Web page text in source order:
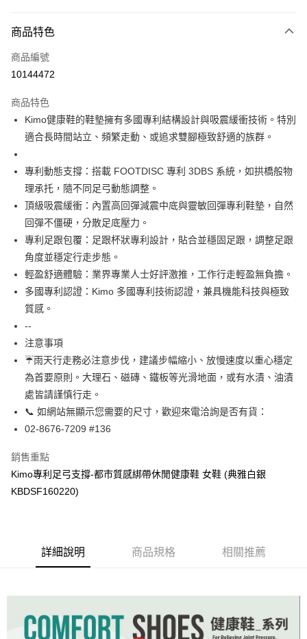
信用卡一次付款
信用卡分期付款
合作金庫商業銀行
華南商業銀行
彰化商業銀行
上海商業儲蓄銀行
台北富邦商業銀行
臺灣中小企業銀行
台中商業銀行
匯豐（台灣）商業銀行
聯邦商業銀行
元大商業銀行
永豐商業銀行
玉山商業銀行
台新國際商業銀行
中國信託商業銀行
台灣樂天信用卡公司
超商取貨付款
LINE Pay
Apple Pay
街口支付
Google Pay
【關於「AFTEE先享後付」】
AFTEE先享後付是「在收到商品之後才付款」的支付方式。 讓您購物簡單
便利好安心！
２．便利：只要手機號碼，簡訊認證，即可結帳。
３．安心：先確認商品／服務後，再付款。
【「AFTEE先享後付」結帳流程】
１．於結帳方式選擇「AFTEE先享後付」後，將跳轉至「AFTEE先享後付」
結帳頁面，進行簡訊認證並確認金額後，即可完成結帳。
３．收到繳費通知簡訊後14天內，點擊此簡訊中的連結，可透過四大超商／
※ 請注意：結帳手續完成當下不需立刻繳費，但若您需要取消訂單，請聯絡
購買商品的店家。未經商家同意取消之訂單仍視為有效，需透過AFTEE先享
※ 交易是否成功請以「AFTEE先享後付 」之結帳頁面顯示為準，若有關於
【注意事項】
１．透過由恩沛科技股份有限公司提供之「AFTEE先享後付」服務完成之交
易，需依本服務之必要範圍內提供個人資料，並將交易相關給付款項請求債
２．關於個人資料處理事宜，請瀏覽以下網址：
３．未成年的使用者請事先徵得法定代理人或監護人之同意方可使用
「AFTEE先享後付」，若未經同意申辦者引起之損失，本公司不負相關責
ATM付款
運送方式
全家取貨付款
每筆NT$60，滿NT$1,000(含以上)免運費
7-11取貨付款
每筆NT$60，滿NT$1,000(含以上)免運費
宅配
每筆NT$90，滿NT$1,000(含以上)免運費
國家/地區配送
商品特色
商品編號
10144472
商品特色
Kimo健康鞋的鞋墊擁有多國專利結構設計與吸震緩衝技術。特別
適合長時間站立、頻繁走動、或追求雙腳極致舒適的族群。
專利動態支撐：搭載 FOOTDISC 專利 3DBS 系統，如拱橋般物
理承托，隨不同足弓動態調整。
頂級吸震緩衝：內置高回彈減震中底與靈敏回彈專利鞋墊，自然
回彈不僵硬，分散足底壓力。
專利足跟包覆：足跟杯狀專利設計，貼合並穩固足跟，調整足跟
角度並穩定行走步態。
輕盈舒適體驗：業界專業人士好評激推，工作行走輕盈無負擔。
多國專利認證：Kimo 多國專利技術認證，兼具機能科技與極致
質感。
--
注意事項
☔雨天行走務必注意步伐，建議步幅縮小、放慢速度以重心穩定
為首要原則。大理石、磁磚、鐵板等光滑地面，或有水漬、油漬
處皆請謹慎行走。
📞 如網站無顯示您需要的尺寸，歡迎來電洽詢是否有貨：
02-8676-7209 #136
銷售重點
Kimo專利足弓支撐-都市質感綁帶休閒健康鞋 女鞋 (典雅白銀
KBDSF160220)
詳細說明 商品規格 相關推薦